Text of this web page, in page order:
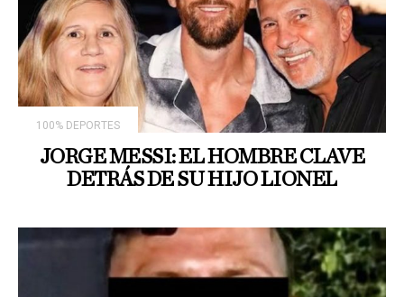
100% DEPORTES
JORGE MESSI: EL HOMBRE CLAVE
DETRÁS DE SU HIJO LIONEL